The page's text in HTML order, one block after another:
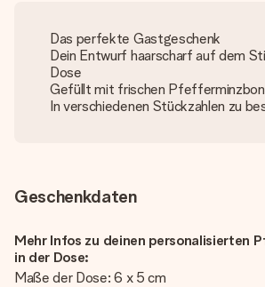
Das perfekte Gastgeschenk
Dein Entwurf haarscharf auf dem
Dose
Gefüllt mit frischen
In verschiedenen Stückzahlen zu
Geschenkdaten
Mehr Infos zu deinen personalisierten
in der Dose:
Maße der Dose: 6 x 5 cm